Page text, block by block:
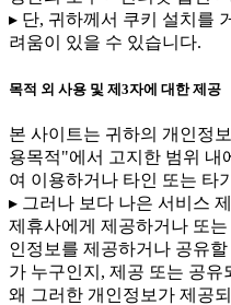
▸ 단, 귀하께서 쿠키 설치를
려움이 있을 수 있습니다.
목적 외 사용 및 제3자에 대한 제공
본 사이트는 귀하의 개인정
용목적"에서 고지한 범위 내
여 이용하거나 타인 또는 타
▸ 그러나 보다 나은 서비스
제휴사에게 제공하거나 또
인정보를 제공하거나 공유
가 누구인지, 제공 또는 공
왜 그러한 개인정보가 제공